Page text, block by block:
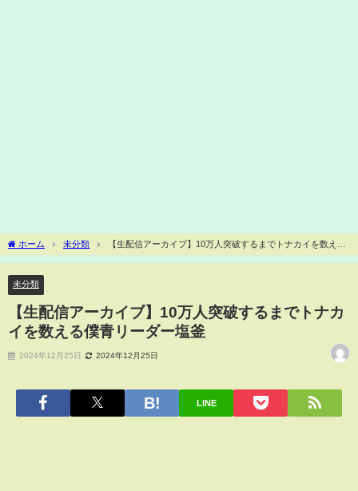
ホーム 未分類
【生配信アーカイブ】10万人突破するまでトナカイを数える
僕青リーダー塩釜
未分類
【生配信アーカイブ】10万人突破するまでトナカ
イを数える僕青リーダー塩釜
2024年12月25日 2024年12月25日
LINE